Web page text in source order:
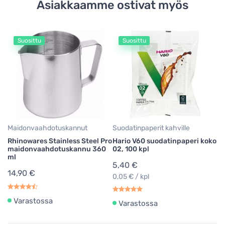
Asiakkaamme ostivat myös
Suosittu
Maidonvaahdotuskannut
Rhinowares Stainless Steel Pro
maidonvaahdotuskannu 360
ml
14,90 €
Varastossa
Suosittu
Suodatinpaperit kahville
Hario V60 suodatinpaperi koko
02, 100 kpl
5,40 €
0,05 € / kpl
Varastossa